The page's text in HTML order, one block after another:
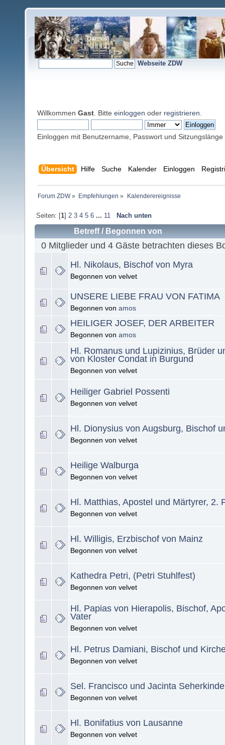
Webseite ZDW
Willkommen Gast . Bitte einloggen oder registrieren
Einloggen mit Benutzername, Passwort und Sitzungslänge
Übersicht Hilfe Suche Kalender Einloggen
Forum ZDW» Empfehlungen » Kalenderereignisse
Seiten: [1] 2 3 4 5 6 ... 11 Nach unten
Betreff/ Begonnen von
0 Mitglieder und 4 Gäste betrachten dieses
Hl. Nikolaus, Bischof von Myra
Begonnen von velvet
UNSERE LIEBE FRAU VON FATIMA
Begonnen von amos
HEILIGER JOSEF, DER ARBEITER
Begonnen von amos
Hl. Romanus und Lupizinius, Brüder
von Kloster Condat in Burgund
Begonnen von velvet
Heiliger Gabriel Possenti
Begonnen von velvet
Hl. Dionysius von Augsburg, Bischof
Begonnen von velvet
Heilige Walburga
Begonnen von velvet
Hl. Matthias, Apostel und Märtyrer, 2.
Begonnen von velvet
Hl. Willigis, Erzbischof von Mainz
Begonnen von velvet
Kathedra Petri, (Petri Stuhlfest)
Begonnen von velvet
Hl. Papias von Hierapolis, Bischof,
Vater
Begonnen von velvet
Hl. Petrus Damiani, Bischof und
Begonnen von velvet
Sel. Francisco und Jacinta
Begonnen von velvet
Hl. Bonifatius von Lausanne
Begonnen von velvet